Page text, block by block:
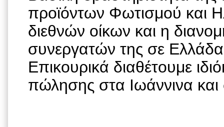
προϊόντων Φωτισμού και
διεθνών οίκων και η
συνεργατών της σε
Επικουρικά διαθέτουμε
πώλησης στα Ιωάννινα